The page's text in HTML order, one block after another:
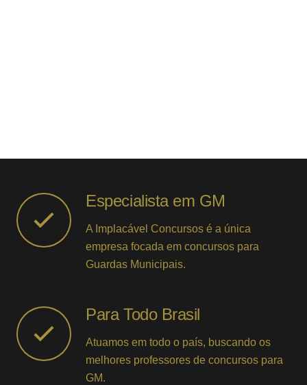
Especialista em GM
A Implacável Concursos é a única
empresa focada em concursos para
Guardas Municipais.
Para Todo Brasil
Atuamos em todo o país, buscando os
melhores professores de concursos para
GM.